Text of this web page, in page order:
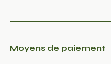
Moyens de paiement